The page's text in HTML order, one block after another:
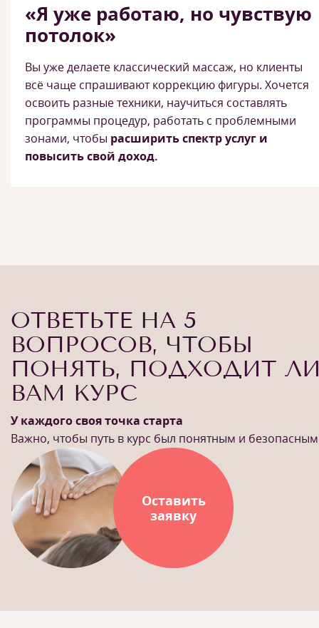
«Я уже работаю, но чувствую
потолок»
Вы уже делаете классический массаж, но клиенты
всё чаще спрашивают коррекцию фигуры. Хочется
освоить разные техники, научиться составлять
программы процедур, работать с проблемными
зонами, чтобы расширить спектр услуг и
повысить свой доход.
ОТВЕТЬТЕ НА 5
ВОПРОСОВ, ЧТОБЫ
ПОНЯТЬ, ПОДХОДИТ
ВАМ КУРС
У каждого своя точка старта
Важно, чтобы путь в курс был понятным и безопасным
Оставить
заявку